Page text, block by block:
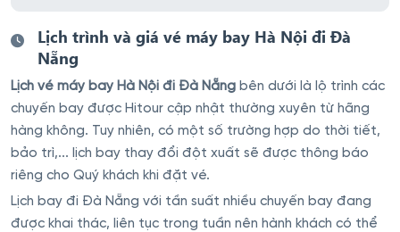
Lịch trình và giá vé máy bay Hà Nội đi Đà
Nẵng
Lịch vé máy bay Hà Nội đi Đà Nẵng bên dưới là lộ trình các
chuyến bay được Hitour cập nhật thường xuyên từ hãng
hàng không. Tuy nhiên, có một số trường hợp do thời tiết,
bảo trì,... lịch bay thay đổi đột xuất sẽ được thông báo
riêng cho Quý khách khi đặt vé.
Lịch bay đi Đà Nẵng với tần suất nhiều chuyến bay đang
được khai thác, liên tục trong tuần nên hành khách có thể